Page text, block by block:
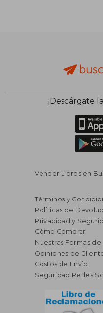
40% $
$
¡Descárgate
Vender Libros en
Términos y
Políticas de
Privacidad y
Cómo Comprar
Nuestras Formas de
Opiniones de
Costos de Envío
Seguridad Redes